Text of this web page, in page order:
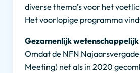
diverse thema’s voor het
Het voorlopige programma
Gezamenlijk
Omdat de NFN
Meeting) net als in 2020